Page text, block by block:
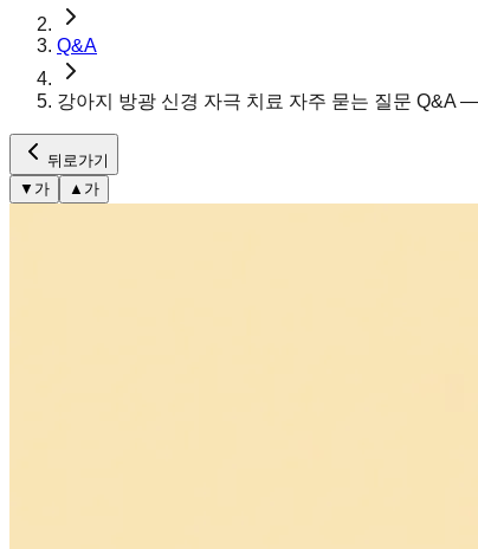
Q&A
강아지 방광 신경 자극 치료 자주 묻는 질문 Q&A
뒤로가기
▼ 가 ▲ 가